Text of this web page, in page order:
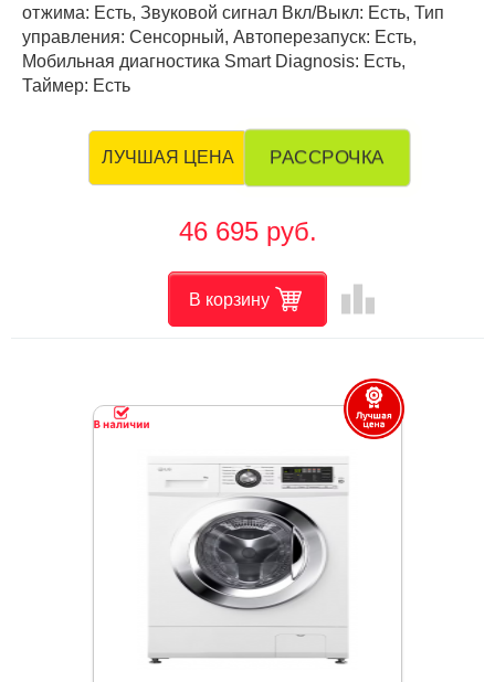
отжима: Есть, Звуковой сигнал Вкл/Выкл: Есть, Тип
управления: Сенсорный, Автоперезапуск: Есть,
Мобильная диагностика Smart Diagnosis: Есть,
Таймер: Есть
ЛУЧШАЯ ЦЕНА РАССРОЧКА
46 695 руб.
В корзину leaderboard